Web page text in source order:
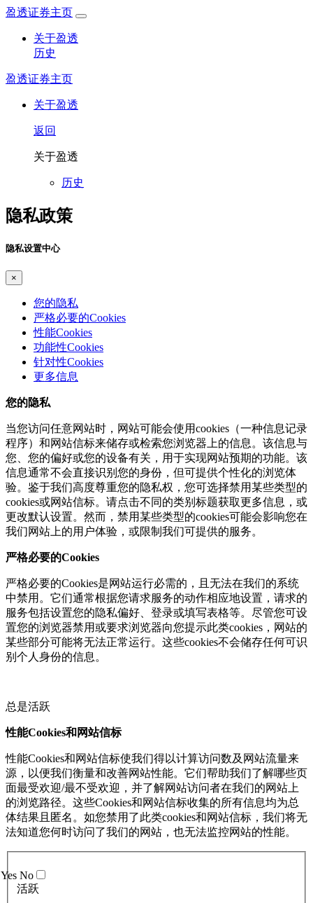
盈透证券主页
关于盈透
历史
盈透证券主页
关于盈透
返回
关于盈透
历史
隐私政策
隐私设置中心
×
您的隐私
严格必要的Cookies
性能Cookies
功能性Cookies
针对性Cookies
更多信息
您的隐私
当您访问任意网站时，网站可能会使用cookies（一种信息记录
程序）和网站信标来储存或检索您浏览器上的信息。该信息与
您、您的偏好或您的设备有关，用于实现网站预期的功能。该
信息通常不会直接识别您的身份，但可提供个性化的浏览体
验。鉴于我们高度尊重您的隐私权，您可选择禁用某些类型的
cookies或网站信标。请点击不同的类别标题获取更多信息，或
更改默认设置。然而，禁用某些类型的cookies可能会影响您在
我们网站上的用户体验，或限制我们可提供的服务。
严格必要的Cookies
严格必要的Cookies是网站运行必需的，且无法在我们的系统
中禁用。它们通常根据您请求服务的动作相应地设置，请求的
服务包括设置您的隐私偏好、登录或填写表格等。尽管您可设
置您的浏览器禁用或要求浏览器向您提示此类cookies，网站的
某些部分可能将无法正常运行。这些cookies不会储存任何可识
别个人身份的信息。
总是活跃
性能Cookies和网站信标
性能Cookies和网站信标使我们得以计算访问数及网站流量来
源，以便我们衡量和改善网站性能。它们帮助我们了解哪些页
面最受欢迎/最不受欢迎，并了解网站访问者在我们的网站上
的浏览路径。这些Cookies和网站信标收集的所有信息均为总
体结果且匿名。如您禁用了此类cookies和网站信标，我们将无
法知道您何时访问了我们的网站，也无法监控网站的性能。
Yes No
活跃